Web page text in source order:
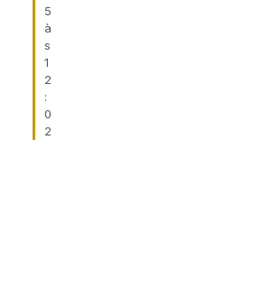
5
à
s
1
2
:
0
2